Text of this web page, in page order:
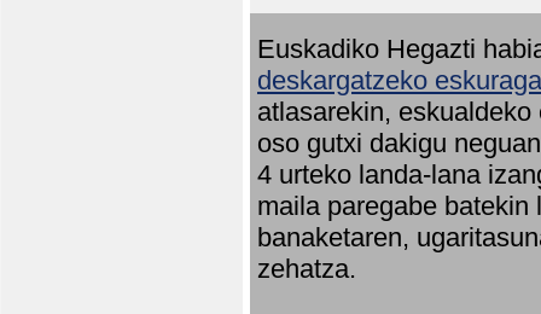
Euskadiko Hegazti
deskargatzeko
atlasarekin,
oso gutxi dakigu
4 urteko landa-lana
maila paregabe
banaketaren,
zehatza.